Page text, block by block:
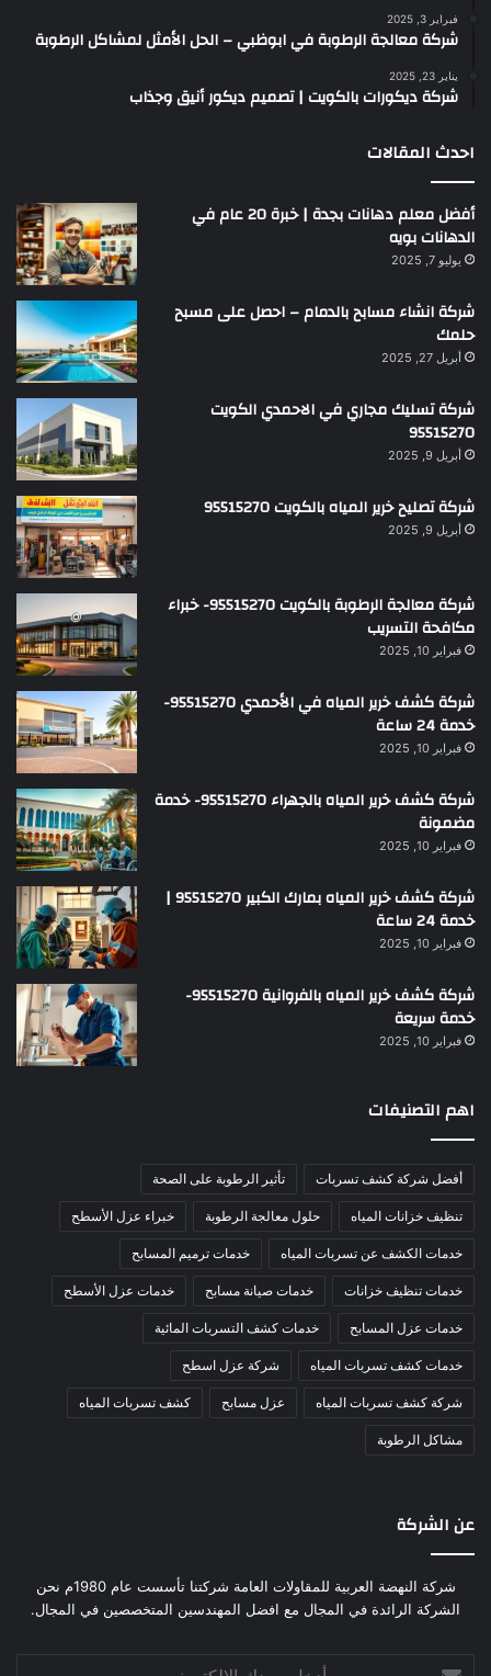
فبراير 3, 2025
شركة معالجة الرطوبة في ابوظبي – الحل الأمثل لمشاكل الرطوبة
يناير 23, 2025
شركة ديكورات بالكويت | تصميم ديكور أنيق وجذاب
احدث المقالات
أفضل معلم دهانات بجدة | خبرة 20 عام في
الدهانات بويه
يوليو 7, 2025
شركة انشاء مسابح بالدمام – احصل على مسبح
حلمك
أبريل 27, 2025
شركة تسليك مجاري في الاحمدي الكويت
95515270
أبريل 9, 2025
شركة تصليح خرير المياه بالكويت 95515270
أبريل 9, 2025
شركة معالجة الرطوبة بالكويت 95515270- خبراء
مكافحة التسريب
فبراير 10, 2025
شركة كشف خرير المياه في الأحمدي 95515270-
خدمة 24 ساعة
فبراير 10, 2025
شركة كشف خرير المياه بالجهراء 95515270- خدمة
مضمونة
فبراير 10, 2025
شركة كشف خرير المياه بمارك الكبير 95515270 |
خدمة 24 ساعة
فبراير 10, 2025
شركة كشف خرير المياه بالفروانية 95515270-
خدمة سريعة
فبراير 10, 2025
اهم التصنيفات
أفضل شركة كشف تسربات تأثير الرطوبة على الصحة
تنظيف خزانات المياه حلول معالجة الرطوبة خبراء عزل الأسطح
خدمات الكشف عن تسربات المياه خدمات ترميم المسابح
خدمات تنظيف خزانات خدمات صيانة مسابح خدمات عزل الأسطح
خدمات عزل المسابح خدمات كشف التسربات المائية
خدمات كشف تسربات المياه شركة عزل اسطح
شركة كشف تسربات المياه عزل مسابح كشف تسربات المياه
مشاكل الرطوبة
عن الشركة
شركة النهضة العربية للمقاولات العامة شركتنا تأسست عام 1980م نحن
الشركة الرائدة في المجال مع افضل المهندسين المتخصصين في المجال.